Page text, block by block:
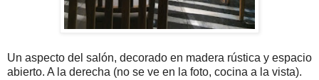
Un aspecto del salón, decorado en madera rústica y espacio
abierto. A la derecha (no se ve en la foto, cocina a la vista).